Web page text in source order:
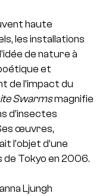
haute
les installations
de nature à
et
de l’impact du
Swarmsmagnifie
d’insectes
œuvres,
l’objet d’une
de Tokyo en 2006.
Ljungh